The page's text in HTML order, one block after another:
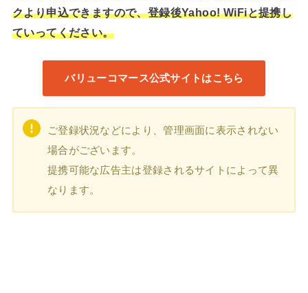
クより申込できますので、登録後Yahoo! WiFiと提携し
ていってください。
バリューコマース公式サイトはこちら
ご登録状況などにより、管理画面に表示されない
場合がございます。
提携可能な広告主は登録されるサイトによって異
なります。